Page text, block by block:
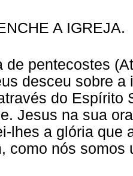
A IGREJA.
de pentecostes
desceu sobre a
do Espírito
Jesus na sua
lhes a glória que
como nós somos